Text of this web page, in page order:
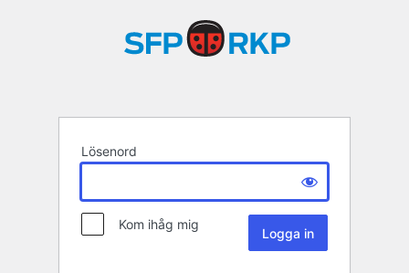
Lösenord
Kom ihåg mig